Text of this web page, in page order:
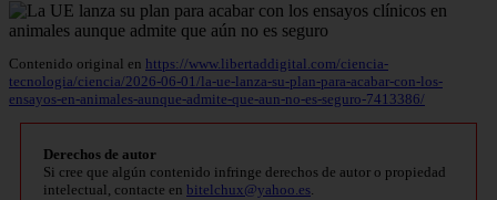
Contenido original en https://www.libertaddigital.com/ciencia-
tecnologia/ciencia/2026-06-01/la-ue-lanza-su-plan-para-acabar-con-los-
ensayos-en-animales-aunque-admite-que-aun-no-es-seguro-7413386/
Derechos de autor
Si cree que algún contenido infringe derechos de autor o propiedad
intelectual, contacte en bitelchux@yahoo.es.